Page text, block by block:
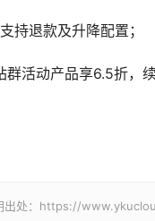
持退款及升降配置；
活动产品享6.5折，
出处：https://